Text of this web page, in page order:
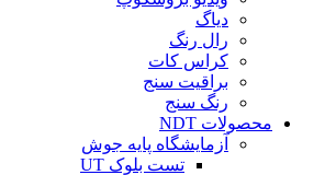
دیاگ
رال رنگ
کراس کات
براقیت سنج
رنگ سنج
محصولات NDT
آزمایشگاه پایه جوش
تست بلوک UT